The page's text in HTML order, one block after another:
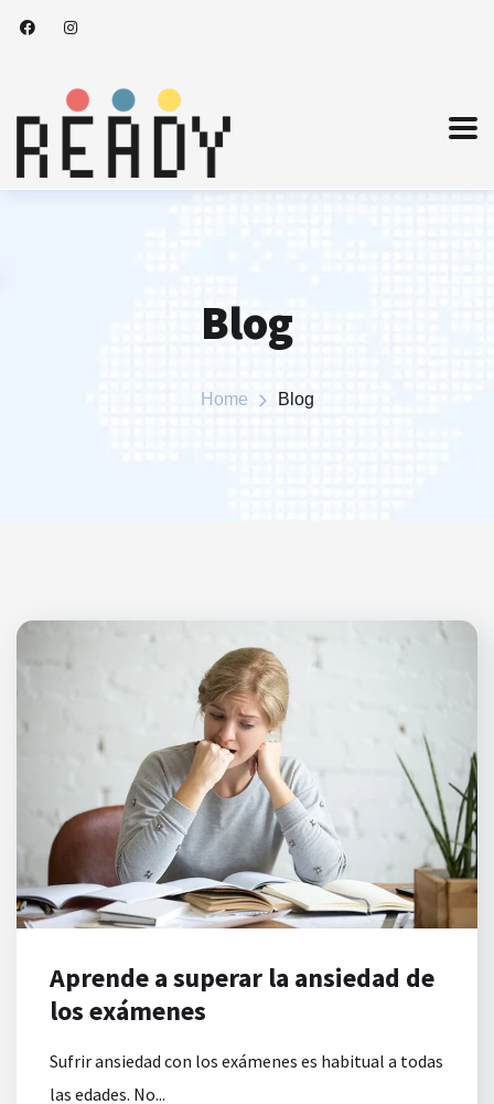
Blog
Home Blog
Aprende a superar la ansiedad de
los exámenes
Sufrir ansiedad con los exámenes es habitual a todas
las edades. No...